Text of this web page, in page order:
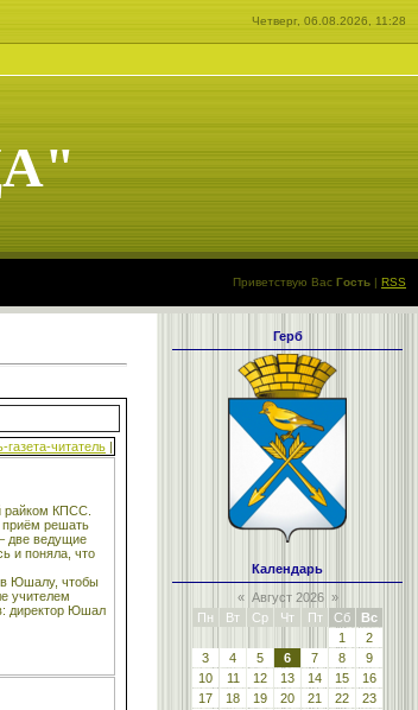
Четверг, 06.08.2026, 11:28
Приветствую Вас Гость | RSS
газета-читатель
райком КПСС.
приём решать
две ведущие
и поняла, что
в Юшалу, чтобы
учителем
директор Юшал
Герб
Календарь
« Август 2026 »
Пн
Вт Ср Чт Пт Сб
Вс
1
2
3
4 5 6 7 8
9
10
11 12 13 14 15
16
17
18 19 20 21 22
23